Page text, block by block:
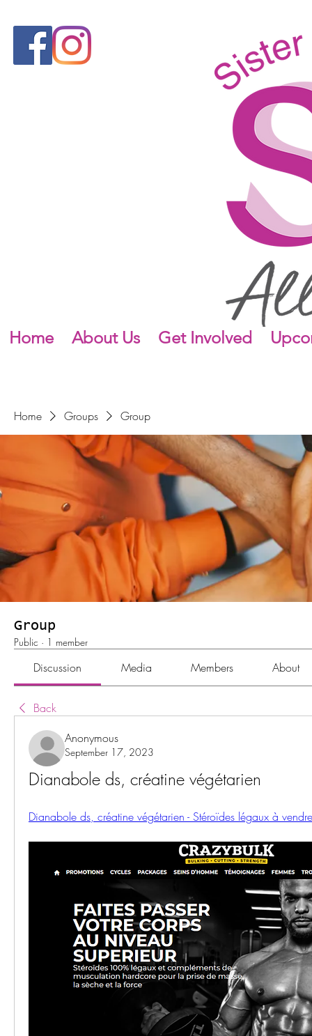
Home About Us Get Involved
Home Groups Group
Group
Public · 1 member
Discussion Media Members About
Back
Anonymous
September 17, 2023
Dianabole ds, créatine végétarien
Dianabole ds, créatine végétarien - Stéroïdes légaux à vendre